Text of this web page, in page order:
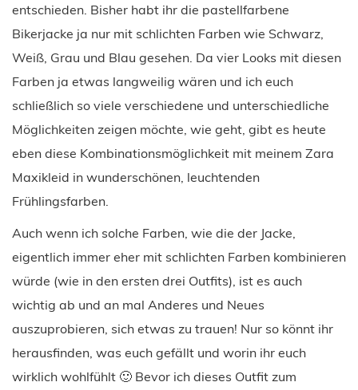
entschieden. Bisher habt ihr die pastellfarbene
Bikerjacke ja nur mit schlichten Farben wie Schwarz,
Weiß, Grau und Blau gesehen. Da vier Looks mit diesen
Farben ja etwas langweilig wären und ich euch
schließlich so viele verschiedene und unterschiedliche
Möglichkeiten zeigen möchte, wie geht, gibt es heute
eben diese Kombinationsmöglichkeit mit meinem Zara
Maxikleid in wunderschönen, leuchtenden
Frühlingsfarben.
Auch wenn ich solche Farben, wie die der Jacke,
eigentlich immer eher mit schlichten Farben kombinieren
würde (wie in den ersten drei Outfits), ist es auch
wichtig ab und an mal Anderes und Neues
auszuprobieren, sich etwas zu trauen! Nur so könnt ihr
herausfinden, was euch gefällt und worin ihr euch
wirklich wohlfühlt 🙂 Bevor ich dieses Outfit zum